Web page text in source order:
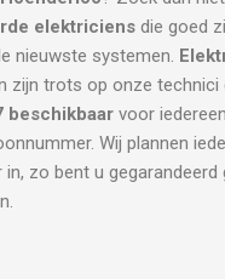
elektriciens die goed
nieuwste systemen.
zijn trots op onze technici
beschikbaar voor iedereen
Wij plannen
zo bent u gegarandeerd